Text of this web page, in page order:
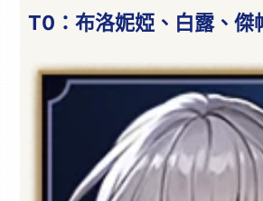
T0：布洛妮婭、白露、傑